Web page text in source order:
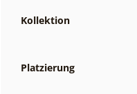
Kollektion
Platzierung